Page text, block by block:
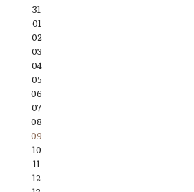
31
01
02
03
04
05
06
07
08
09
10
11
12